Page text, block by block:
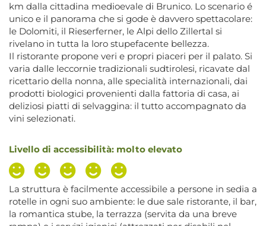
km dalla cittadina medioevale di Brunico. Lo scenario é
unico e il panorama che si gode è davvero spettacolare:
le Dolomiti, il Rieserferner, le Alpi dello Zillertal si
rivelano in tutta la loro stupefacente bellezza.
Il ristorante propone veri e propri piaceri per il palato. Si
varia dalle leccornie tradizionali sudtirolesi, ricavate dal
ricettario della nonna, alle specialità internazionali, dai
prodotti biologici provenienti dalla fattoria di casa, ai
deliziosi piatti di selvaggina: il tutto accompagnato da
vini selezionati.
Livello di accessibilità: molto elevato
La struttura è facilmente accessibile a persone in sedia a
rotelle in ogni suo ambiente: le due sale ristorante, il bar,
la romantica stube, la terrazza (servita da una breve